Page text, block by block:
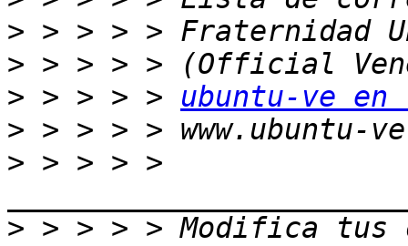
>
>
> > > > > ubuntu-ve
>
> > > > >
> > > > > Modifica tus